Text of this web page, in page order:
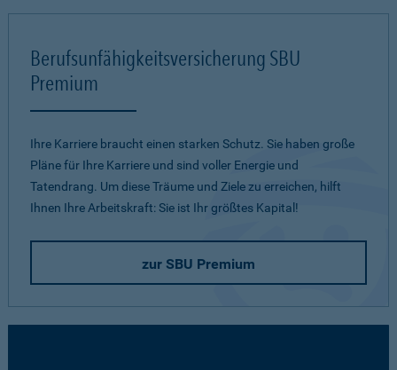
Berufsunfähigkeitsversicherung SBU
Premium
Ihre Karriere braucht einen starken Schutz. Sie haben große
Pläne für Ihre Karriere und sind voller Energie und
Tatendrang. Um diese Träume und Ziele zu erreichen, hilft
Ihnen Ihre Arbeitskraft: Sie ist Ihr größtes Kapital!
zur SBU Premium